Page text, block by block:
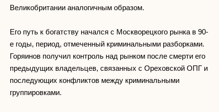
Великобритании аналогичным образом.
Его путь к богатству начался с Москворецкого рынка в 90-
е годы, период, отмеченный криминальными разборками.
Горяинов получил контроль над рынком после смерти его
предыдущих владельцев, связанных с Ореховской ОПГ и
последующих конфликтов между криминальными
группировками.